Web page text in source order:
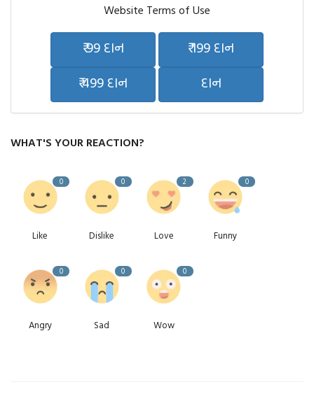
Website Terms of Use
₹ 99 દાન
₹ 199 દાન
₹ 499 દાન
દાન
WHAT'S YOUR REACTION?
0
Like
0
Dislike
2
Love
0
Funny
0
Angry
0
Sad
0
Wow